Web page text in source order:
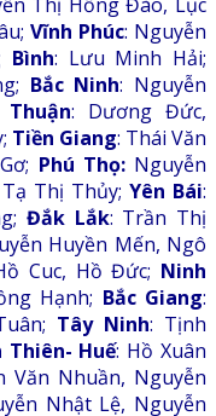
Vĩnh Phúc: Nguyễn
Bình: Lưu Minh Hải;
Bắc Ninh: Nguyễn
Thuận: Dương Đức,
Tiền Giang: Thái Văn
Phú Thọ:Nguyễn
Thị Thủy; Yên Bái:
Đắk Lắk: Trần Thị
Huyền Mến, Ngô
Cuc, Hồ Đức; Ninh
Hạnh; Bắc Giang:
Tây Ninh: Tịnh
Thiên- Huế: Hồ Xuân
Văn Nhuần, Nguyễn
Nhật Lệ, Nguyễn